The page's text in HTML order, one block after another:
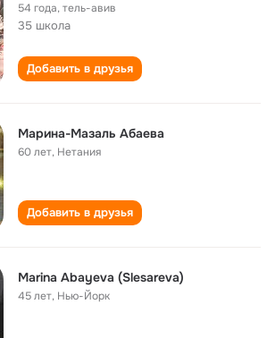
54 года,тель-авив
35 школа
Добавить в друзья
Марина-Мазаль Абаева
60 лет, Нетания
Добавить в друзья
Marina Abayeva (Slesareva)
45 лет, Нью-Йорк